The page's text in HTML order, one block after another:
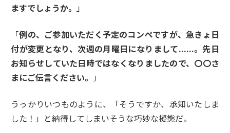
ますでしょうか。 」
「例の、ご参加いただく予定のコンペですが、急きょ日
付が変更となり、次週の月曜日になりまして......。先日
お知らせしていた日時ではなくなりましたので、〇〇さ
まにご伝言ください。 」
うっかりいつものように、「そうですか、承知いたしま
した！」と納得してしまいそうな巧妙な擬態だ。